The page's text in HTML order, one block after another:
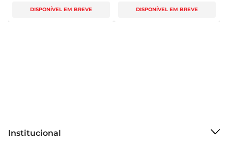
DISPONÍVEL EM BREVE DISPONÍVEL EM BREVE
Institucional